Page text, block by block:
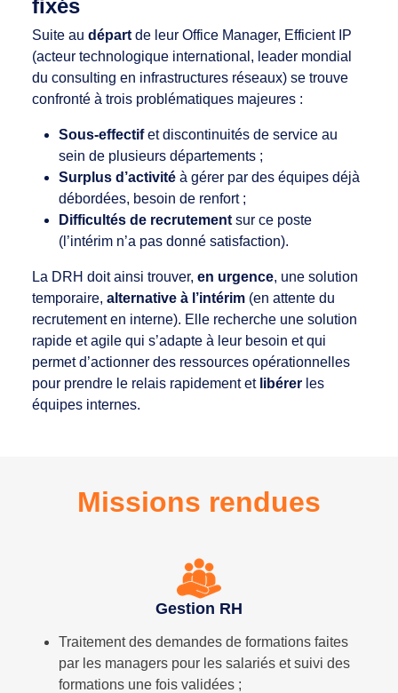
fixés
Suite au départde leur Office Manager, Efficient IP
(acteur technologique international, leader mondial
du consulting en infrastructures réseaux) se trouve
confronté à trois problématiques majeures :
Sous-effectifet discontinuités de service au
sein de plusieurs départements ;
Surplus d’activitéà gérer par des équipes déjà
débordées, besoin de renfort ;
Difficultés de recrutementsur ce poste
(l’intérim n’a pas donné satisfaction).
La DRH doit ainsi trouver, en urgence, une solution
temporaire, alternative à l’intérim (en attente du
recrutement en interne). Elle recherche une solution
rapide et agile qui s’adapte à leur besoin et qui
permet d’actionner des ressources opérationnelles
pour prendre le relais rapidement etlibérer les
équipes internes.
Missions rendues
Gestion RH
Traitement des demandes de formations faites
par les managers pour les salariés et suivi des
formations une fois validées ;